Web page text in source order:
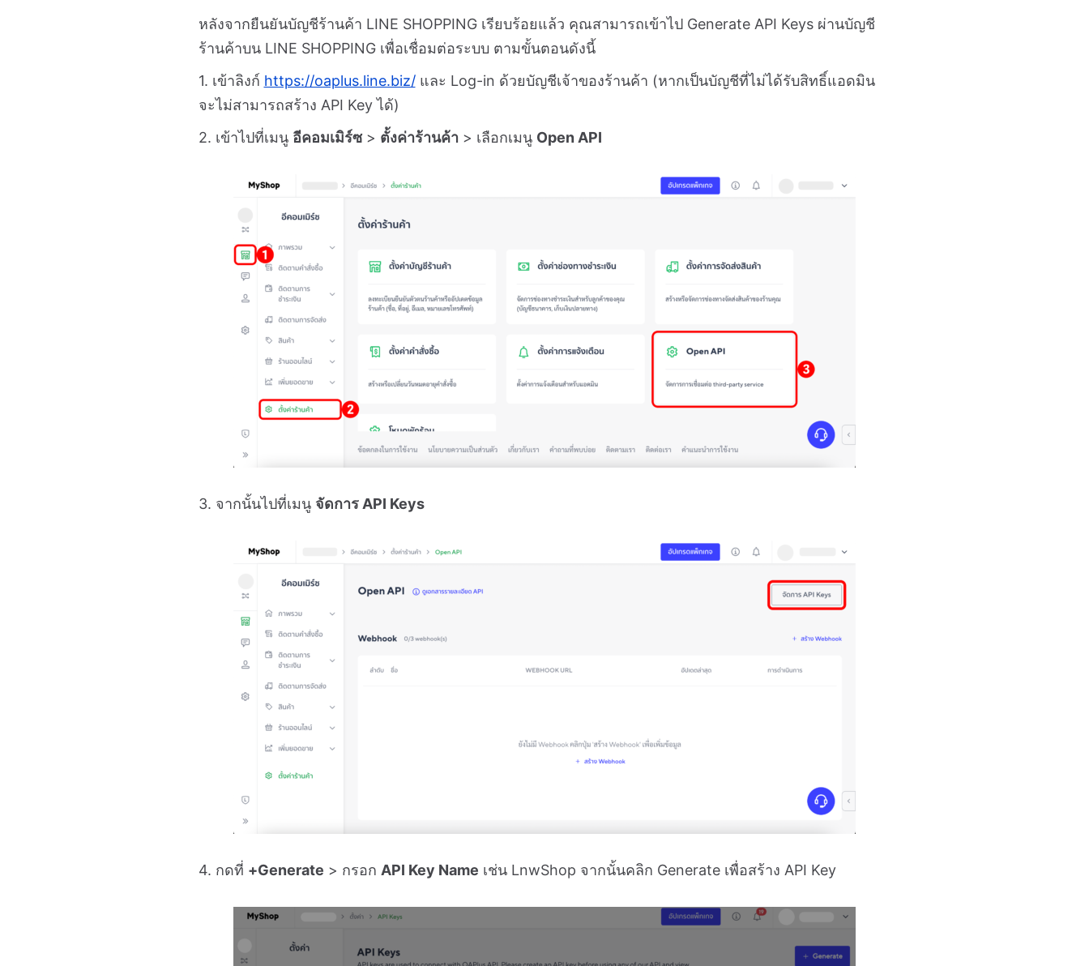
หลังจากยืนยันบัญชีร้านค้า LINE SHOPPING เรียบร้อยแล้ว คุณสามารถเข้าไป Generate API Keys ผ่านบัญชี
ร้านค้าบน LINE SHOPPING เพื่อเชื่อมต่อระบบ ตามขั้นตอนดังนี้
1. เข้าลิงก์ https://oaplus.line.biz/และ Log-in ด้วยบัญชีเจ้าของร้านค้า (หากเป็นบัญชีที่ไม่ได้รับสิทธิ์แอดมิน
จะไม่สามารถสร้าง API Key ได้)
2. เข้าไปที่เมนู อีคอมเมิร์ซ> ตั้งค่าร้านค้า> เลือกเมนู Open API
3. จากนั้นไปที่เมนู จัดการ API Keys
4. กดที่ +Generate > กรอก API Key Name เช่น LnwShop จากนั้นคลิก Generate เพื่อสร้าง API Key